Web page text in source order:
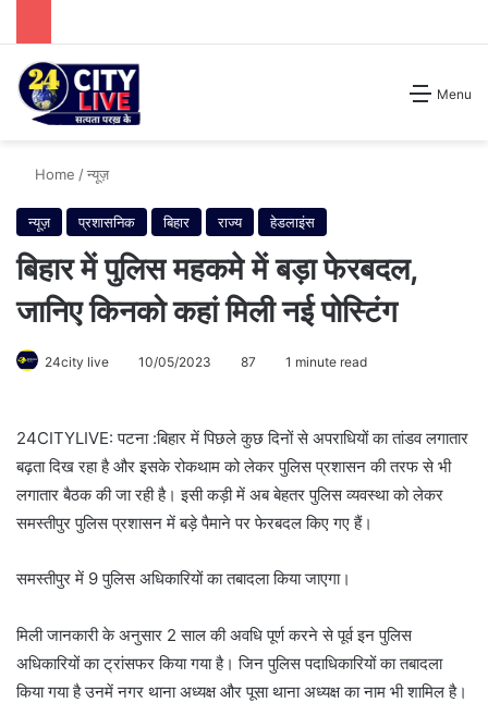
Menu
Search for
Home /न्यूज़
न्यूज़ प्रशासनिक बिहार राज्य हेडलाइंस
बिहार में पुलिस महकमे में बड़ा फेरबदल,
जानिए किनको कहां मिली नई पोस्टिंग
24city live 10/05/2023 87 1 minute read
24CITYLIVE: पटना :बिहार में पिछले कुछ दिनों से अपराधियों का तांडव लगातार
बढ़ता दिख रहा है और इसके रोकथाम को लेकर पुलिस प्रशासन की तरफ से भी
लगातार बैठक की जा रही है। इसी कड़ी में अब बेहतर पुलिस व्यवस्था को लेकर
समस्तीपुर पुलिस प्रशासन में बड़े पैमाने पर फेरबदल किए गए हैं।
समस्तीपुर में 9 पुलिस अधिकारियों का तबादला किया जाएगा।
मिली जानकारी के अनुसार 2 साल की अवधि पूर्ण करने से पूर्व इन पुलिस
अधिकारियों का ट्रांसफर किया गया है। जिन पुलिस पदाधिकारियों का तबादला
किया गया है उनमें नगर थाना अध्यक्ष और पूसा थाना अध्यक्ष का नाम भी शामिल है।